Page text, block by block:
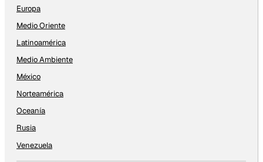
Europa
Medio Oriente
Latinoamérica
Medio Ambiente
México
Norteamérica
Oceanía
Rusia
Venezuela